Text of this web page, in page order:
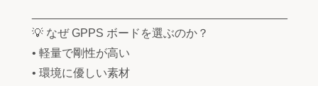
💡 なぜ GPPS ボードを選ぶのか？
• 軽量で剛性が高い
• 環境に優しい素材